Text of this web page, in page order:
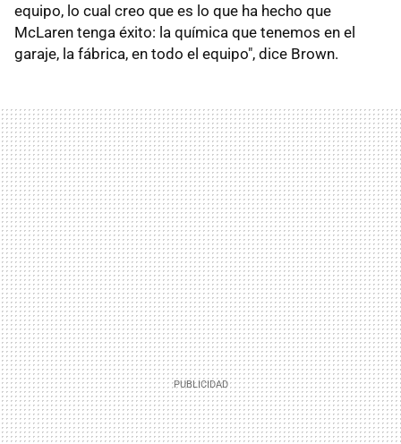
equipo, lo cual creo que es lo que ha hecho que
McLaren tenga éxito: la química que tenemos en el
garaje, la fábrica, en todo el equipo", dice Brown.